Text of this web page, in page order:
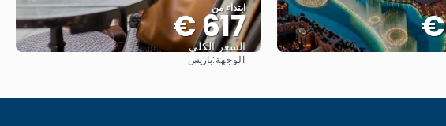
ابتداء من
617 €
السعر الكلي
الوجهة:باريس